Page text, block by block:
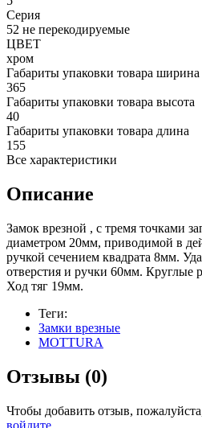
Серия
52 не перекодируемые
ЦВЕТ
хром
Габариты упаковки товара ширина
365
Габариты упаковки товара высота
40
Габариты упаковки товара длина
155
Все характеристики
Описание
Замок врезной , с тремя точками
диаметром 20мм, приводимой в
ручкой сечением квадрата 8мм.
отверстия и ручки 60мм. Круглые
Ход тяг 19мм.
Теги:
Замки врезные
MOTTURA
Отзывы (0)
Чтобы добавить отзыв,
войдите